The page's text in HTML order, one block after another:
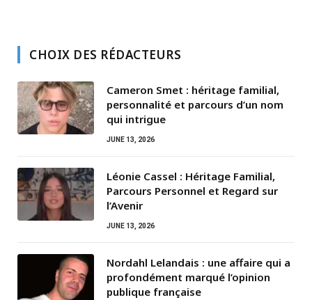
CHOIX DES RÉDACTEURS
Cameron Smet : héritage familial,
personnalité et parcours d’un nom
qui intrigue
JUNE 13, 2026
Léonie Cassel : Héritage Familial,
Parcours Personnel et Regard sur
l’Avenir
JUNE 13, 2026
Nordahl Lelandais : une affaire qui a
profondément marqué l’opinion
publique française